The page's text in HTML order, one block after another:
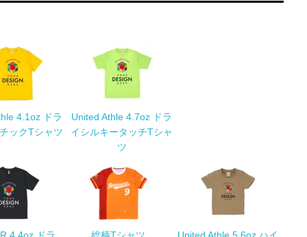
4.1oz ドラ
ックTシャツ
United Athle 4.7oz ドラ
イシルキータッチTシャ
ツ